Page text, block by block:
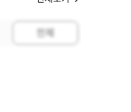
전체